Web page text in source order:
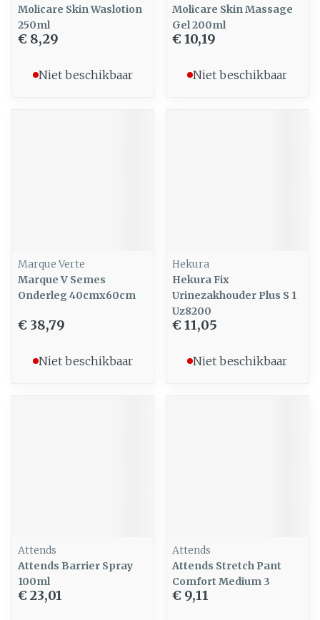
Molicare Skin Waslotion
250ml
€ 8,29
Niet beschikbaar
Molicare Skin Massage
Gel 200ml
€ 10,19
Niet beschikbaar
Marque Verte
Marque V Semes
Onderleg 40cmx60cm
€ 38,79
Niet beschikbaar
Hekura
Hekura Fix
Urinezakhouder Plus S 1
Uz8200
€ 11,05
Niet beschikbaar
Attends
Attends Barrier Spray
100ml
€ 23,01
Attends
Attends Stretch Pant
Comfort Medium 3
€ 9,11